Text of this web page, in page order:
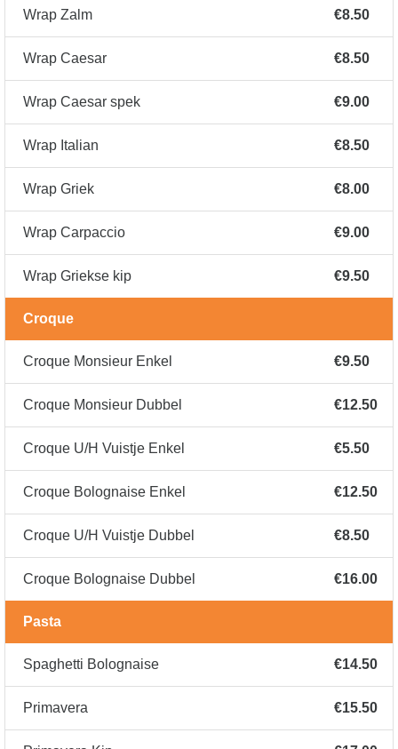
Wrap Zalm €8.50
Wrap Caesar €8.50
Wrap Caesar spek €9.00
Wrap Italian €8.50
Wrap Griek €8.00
Wrap Carpaccio €9.00
Wrap Griekse kip €9.50
Croque
Croque Monsieur Enkel €9.50
Croque Monsieur Dubbel €12.50
Croque U/H Vuistje Enkel €5.50
Croque Bolognaise Enkel €12.50
Croque U/H Vuistje Dubbel €8.50
Croque Bolognaise Dubbel €16.00
Pasta
Spaghetti Bolognaise €14.50
Primavera €15.50